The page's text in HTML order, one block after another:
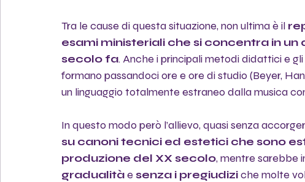
Tra le cause di questa situazione, non ultima è il
esami ministeriali che si concentra in
secolo fa. Anche i principali metodi didattici e
formano passandoci ore e ore di studio (Beyer,
un linguaggio totalmente estraneo dalla musica
In questo modo però l’allievo, quasi senza
su canoni tecnici ed estetici che sono
produzione del XX secolo, mentre sarebbe
gradualità e senza i pregiudizi che molte